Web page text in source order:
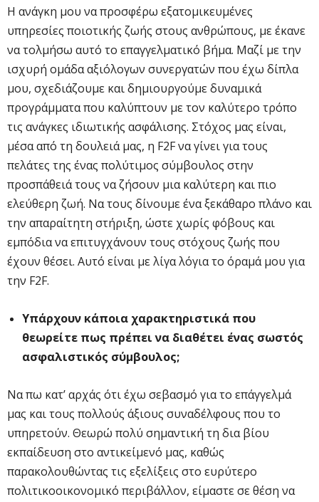
Η ανάγκη μου να προσφέρω εξατομικευμένες
υπηρεσίες ποιοτικής ζωής στους ανθρώπους, με έκανε
να τολμήσω αυτό το επαγγελματικό βήμα. Μαζί με την
ισχυρή ομάδα αξιόλογων συνεργατών που έχω δίπλα
μου, σχεδιάζουμε και δημιουργούμε δυναμικά
προγράμματα που καλύπτουν με τον καλύτερο τρόπο
τις ανάγκες ιδιωτικής ασφάλισης. Στόχος μας είναι,
μέσα από τη δουλειά μας, η F2F να γίνει για τους
πελάτες της ένας πολύτιμος σύμβουλος στην
προσπάθειά τους να ζήσουν μια καλύτερη και πιο
ελεύθερη ζωή. Να τους δίνουμε ένα ξεκάθαρο πλάνο και
την απαραίτητη στήριξη, ώστε χωρίς φόβους και
εμπόδια να επιτυγχάνουν τους στόχους ζωής που
έχουν θέσει. Αυτό είναι με λίγα λόγια το όραμά μου για
την F2F.
Υπάρχουν κάποια χαρακτηριστικά που
θεωρείτε πως πρέπει να διαθέτει ένας σωστός
ασφαλιστικός σύμβουλος;
Να πω κατ’ αρχάς ότι έχω σεβασμό για το επάγγελμά
μας και τους πολλούς άξιους συναδέλφους που το
υπηρετούν. Θεωρώ πολύ σημαντική τη δια βίου
εκπαίδευση στο αντικείμενό μας, καθώς
παρακολουθώντας τις εξελίξεις στο ευρύτερο
πολιτικοοικονομικό περιβάλλον, είμαστε σε θέση να